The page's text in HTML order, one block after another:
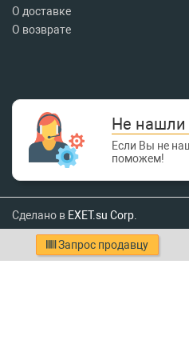
О доставке
О возврате
Не нашли
Если Вы не
поможем!
Сделано в EXET.su Corp.
Запрос продавцу